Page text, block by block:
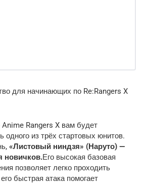
Rangers X вам будет
одного из трёх стартовых юнитов.
«Листовый ниндзя» (Наруто) —
новичков.Его высокая базовая
позволяет легко проходить
быстрая атака помогает